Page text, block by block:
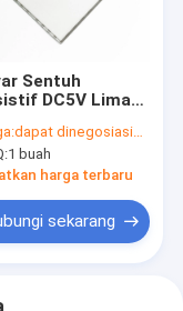
Sentuh
DC5V Lima
USB 12.1
dapat dinegosiasikan
1 buah
harga terbaru
sekarang